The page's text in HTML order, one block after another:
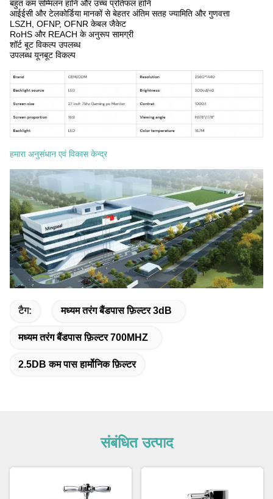
बहुत कम सम्मिलन हानि और उच्च प्रतिफल हानि
आईईसी और टेलकोर्डिया मानकों से बेहतर अंतिम सतह ज्यामिति और गुणवत्ता
LSZH, OFNP, OFNR केबल जैकेट
RoHS और REACH के अनुरूप सामग्री
शॉर्ट बूट विकल्प उपलब्ध
उपलब्ध यूनबूट विकल्प
हमारा अनुसंधान एवं विकास केन्द्र
टैग: मध्यम तरंग बैंडपास फ़िल्टर 3dB
मध्यम तरंग बैंडपास फ़िल्टर 700MHZ
2.5DB कम पास हार्मोनिक फ़िल्टर
संबंधित उत्पाद